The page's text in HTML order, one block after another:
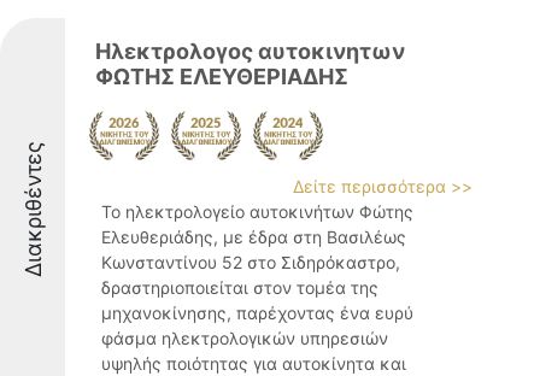
Διακριθέντες
Ηλεκτρολογος αυτοκινητων
ΦΩΤΗΣ ΕΛΕΥΘΕΡΙΑΔΗΣ
Δείτε περισσότερα >>
Το ηλεκτρολογείο αυτοκινήτων Φώτης
Ελευθεριάδης, με έδρα στη Βασιλέως
Κωνσταντίνου 52 στο Σιδηρόκαστρο,
δραστηριοποιείται στον τομέα της
μηχανοκίνησης, παρέχοντας ένα ευρύ
φάσμα ηλεκτρολογικών υπηρεσιών
υψηλής ποιότητας για αυτοκίνητα και